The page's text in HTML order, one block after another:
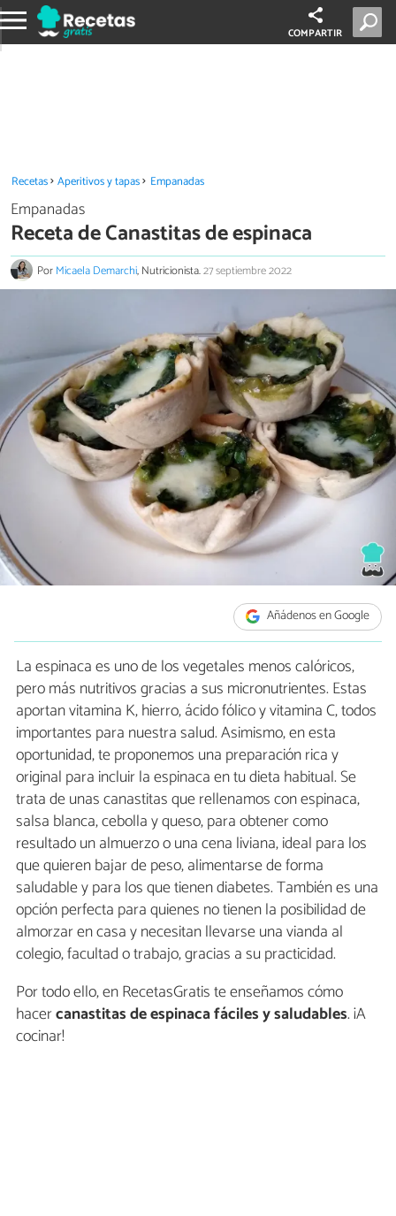
COMPARTIR
Recetas Aperitivos y tapas Empanadas
Empanadas
Receta de Canastitas de espinaca
PorMicaela Demarchi, Nutricionista.27 septiembre 2022
Añádenos en Google
La espinaca es uno de los vegetales menos calóricos,
pero más nutritivos gracias a sus micronutrientes. Estas
aportan vitamina K, hierro, ácido fólico y vitamina C, todos
importantes para nuestra salud. Asimismo, en esta
oportunidad, te proponemos una preparación rica y
original para incluir la espinaca en tu dieta habitual. Se
trata de unas canastitas que rellenamos con espinaca,
salsa blanca, cebolla y queso, para obtener como
resultado un almuerzo o una cena liviana, ideal para los
que quieren bajar de peso, alimentarse de forma
saludable y para los que tienen diabetes. También es una
opción perfecta para quienes no tienen la posibilidad de
almorzar en casa y necesitan llevarse una vianda al
colegio, facultad o trabajo, gracias a su practicidad.
Por todo ello, en RecetasGratis te enseñamos cómo
hacercanastitas de espinaca fáciles y saludables. ¡A
cocinar!